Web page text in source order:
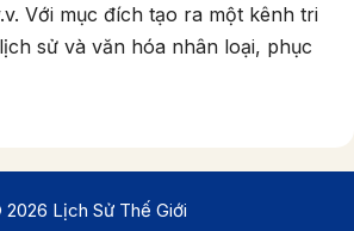
Với mục đích tạo ra một kênh tri
sử và văn hóa nhân loại, phục
Lịch Sử Thế Giới